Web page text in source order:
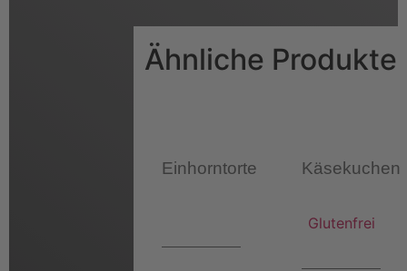
Ähnliche Produkte
Einhorntorte Käsekuchen
Glutenfrei